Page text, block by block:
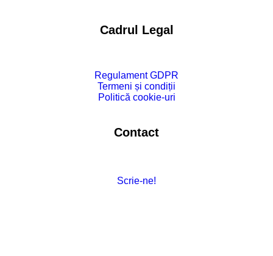
Cadrul Legal
Regulament GDPR
Termeni și condiții
Politică cookie-uri
Contact
Scrie-ne!